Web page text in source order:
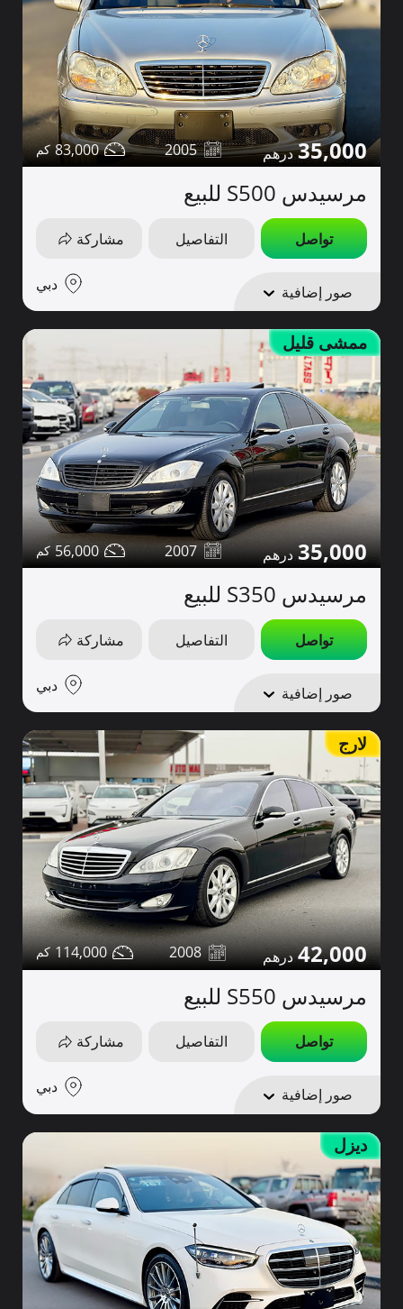
35,000
2005
83,000
مرسيدس S500 للبيع
تواصل التفاصيل مشاركة
صور إضافية دبي
ممشى قليل
35,000
2007
56,000
مرسيدس S350 للبيع
تواصل التفاصيل مشاركة
صور إضافية دبي
لارج
42,000
2008
114,000
مرسيدس S550 للبيع
تواصل التفاصيل مشاركة
صور إضافية دبي
ديزل